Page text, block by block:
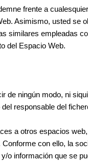
frente a
Asimismo, usted se
similares empleadas
del Espacio Web.
de ningún modo, ni
responsable del
a otros espacios
con ello, la
o información que se